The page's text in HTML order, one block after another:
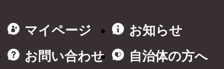
マイページ
お知らせ
お問い合わせ
自治体の方へ